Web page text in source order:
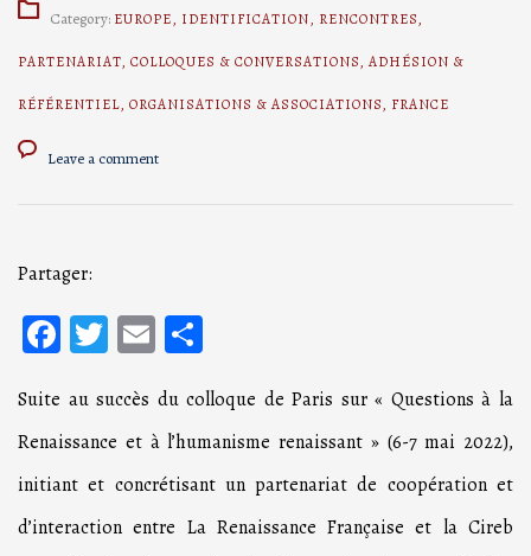
Category: EUROPE, IDENTIFICATION, RENCONTRES,
PARTENARIAT, COLLOQUES & CONVERSATIONS, ADHÉSION &
RÉFÉRENTIEL, ORGANISATIONS & ASSOCIATIONS, FRANCE
Leave a comment
Partager:
Facebook
Twitter
Email
Suite au succès du colloque de Paris sur « Questions à la
Renaissance et à l’humanisme renaissant » (6-7 mai 2022),
initiant et concrétisant un partenariat de coopération et
d’interaction entre La Renaissance Française et la Cireb